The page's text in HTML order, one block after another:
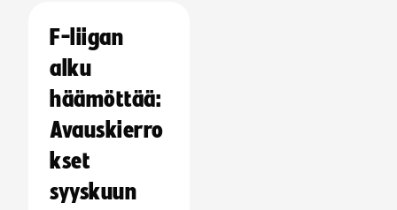
F-liigan
alku
häämöttää:
Avauskierro
kset
syyskuun